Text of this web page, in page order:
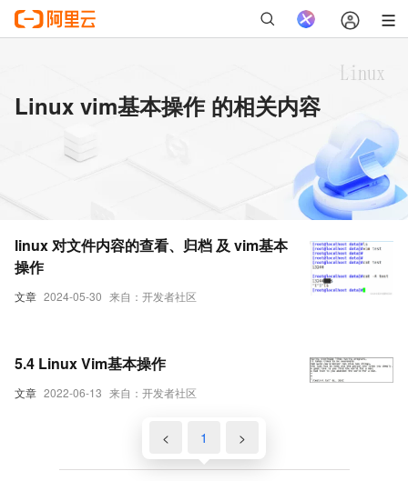
Linux vim基本操作 的相关内容
文章 2024-05-30 来自：开发者社区
linux 对文件内容的查看、归档 及 vim基本
操作
文章 2022-06-13 来自：开发者社区
5.4 Linux Vim基本操作
< 1 >